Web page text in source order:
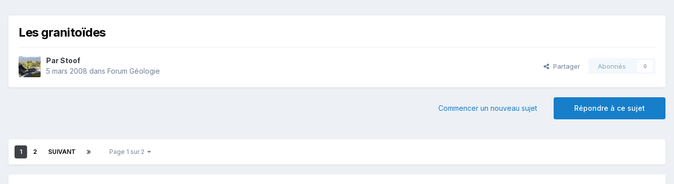
Les granitoïdes
ParStoof
5 mars 2008 dans Forum Géologie
Partager Abonnés 0
Répondre à ce sujet
Commencer un nouveau sujet
1 2 SUIVANT Page 1 sur 2